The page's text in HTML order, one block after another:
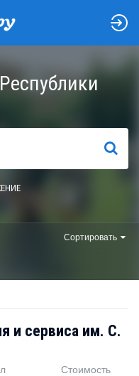
НАЙТИ
Сортировать
и сервиса им. С.
Стоимость